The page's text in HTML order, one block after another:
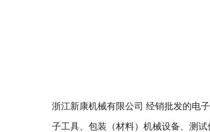
浙江新康机械有限公司 经销批发的电
子工具、包装（材料）机械设备、测